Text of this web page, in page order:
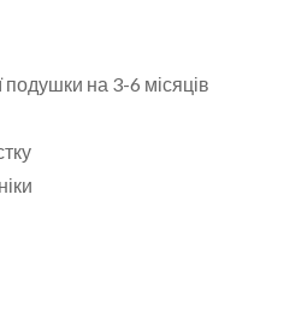
на 3-6 місяців